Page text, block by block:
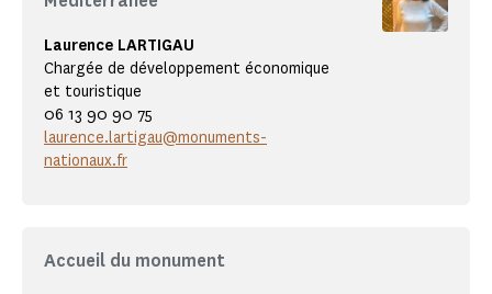
Laurence LARTIGAU
Chargée de développement économique
et touristique
06 13 90 90 75
laurence.lartigau@monuments-
nationaux.fr
Accueil du monument